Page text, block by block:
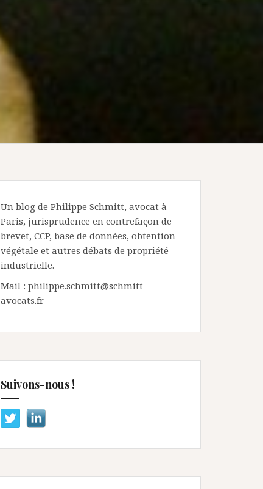
Un blog de Philippe Schmitt, avocat à
Paris, jurisprudence en contrefaçon de
brevet, CCP, base de données, obtention
végétale et autres débats de propriété
industrielle.
Mail : philippe.schmitt@schmitt-
avocats.fr
Suivons-nous !